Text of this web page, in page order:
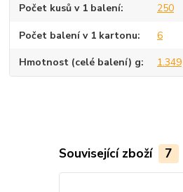
Počet kusů v 1 balení 250
Počet balení v 1 kartonu 6
Hmotnost (celé balení) g 1.349
Související zboží 7